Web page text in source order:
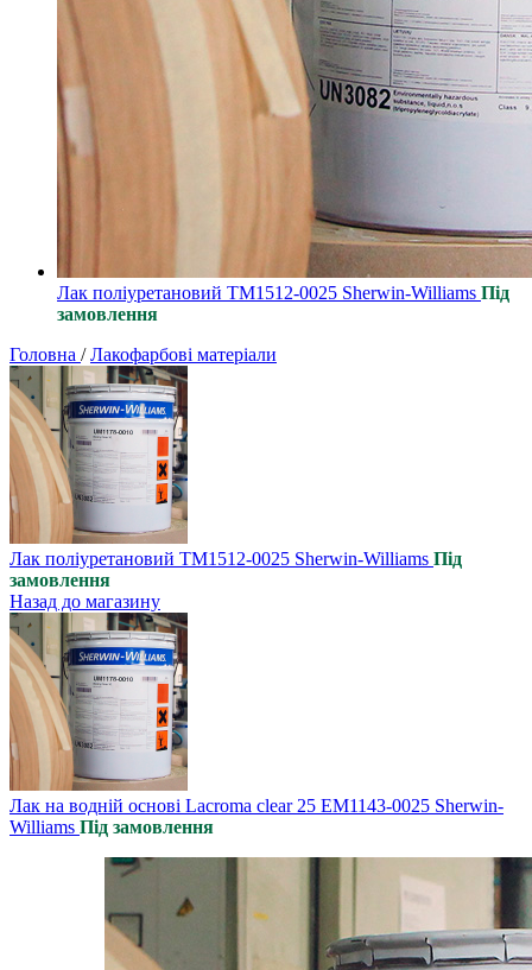
Лак поліуретановий ТМ1512-0025 Sherwin-Williams Під
замовлення
Головна / Лакофарбові матеріали
Лак поліуретановий ТМ1512-0025 Sherwin-Williams Під
замовлення
Назад до магазину
Лак на водній основі Lacroma clear 25 EM1143-0025 Sherwin-
Williams Під замовлення